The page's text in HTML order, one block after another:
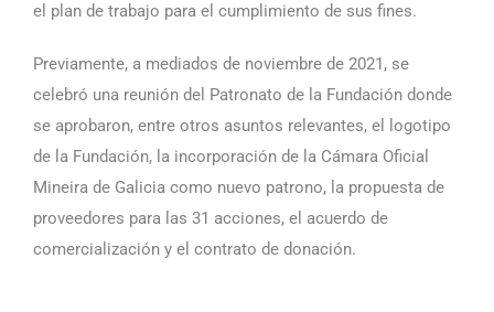
el plan de trabajo para el cumplimiento de sus fines.
Previamente, a mediados de noviembre de 2021, se
celebró una reunión del Patronato de la Fundación donde
se aprobaron, entre otros asuntos relevantes, el logotipo
de la Fundación, la incorporación de la Cámara Oficial
Mineira de Galicia como nuevo patrono, la propuesta de
proveedores para las 31 acciones, el acuerdo de
comercialización y el contrato de donación.